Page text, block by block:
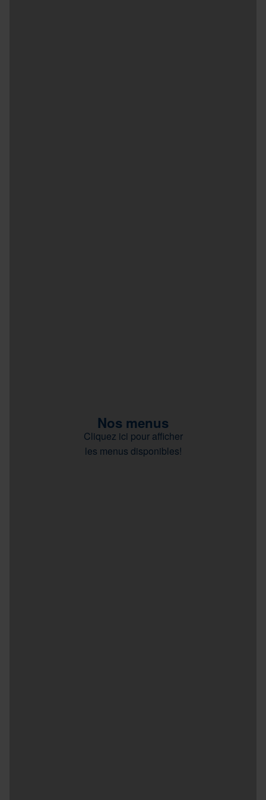
Nos menus
Cliquez ici pour afficher
les menus disponibles!